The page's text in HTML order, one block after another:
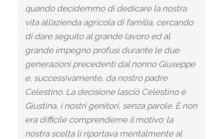
quando decidemmo di dedicare la nostra
vita all’azienda agricola di familia, cercando
di dare seguito al grande lavoro ed al
grande impegno profusi durante le due
generazioni precedenti dal nonno Giuseppe
e, successivamente, da nostro padre
Celestino. La decisione lasciò Celestino e
Giustina, i nostri genitori, senza parole. E non
era difficile comprenderne il motivo: la
nostra scelta li riportava mentalmente al